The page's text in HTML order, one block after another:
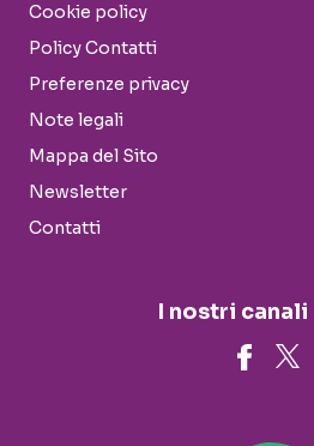
Cookie policy
Policy Contatti
Preferenze privacy
Note legali
Mappa del Sito
Newsletter
Contatti
I nostri